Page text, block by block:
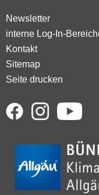
Newsletter
interne Log-In-
Kontakt
Sitemap
Seite drucken